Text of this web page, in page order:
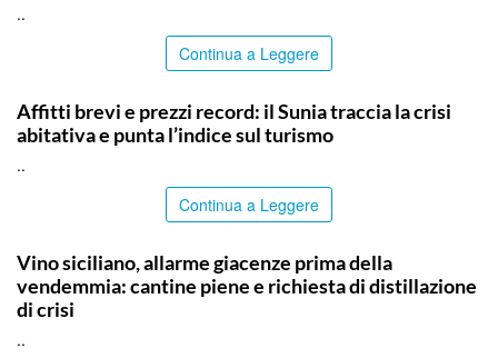
..
Continua a Leggere
Affitti brevi e prezzi record: il Sunia traccia la crisi
abitativa e punta l’indice sul turismo
..
Continua a Leggere
Vino siciliano, allarme giacenze prima della
vendemmia: cantine piene e richiesta di distillazione
di crisi
..